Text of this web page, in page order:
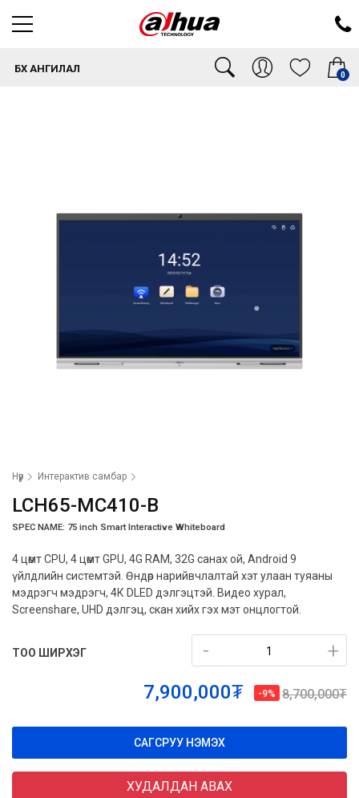
0
БҮХ АНГИЛАЛ
Нүүр Интерактив самбар
LCH65-MC410-B
SPEC NAME: 75 inch Smart Interactive Whiteboard
4 цөмт CPU, 4 цөмт GPU, 4G RAM, 32G санах ой, Android 9
үйлдлийн системтэй. Өндөр нарийвчлалтай хэт улаан туяаны
мэдрэгч мэдрэгч, 4К DLED дэлгэцтэй. Видео хурал,
Screenshare, UHD дэлгэц, скан хийх гэх мэт онцлогтой.
ТОО ШИРХЭГ +
- +
-
7,900,000₮ -9% 8,700,000₮
САГСРУУ НЭМЭХ
ХУДАЛДАН АВАХ